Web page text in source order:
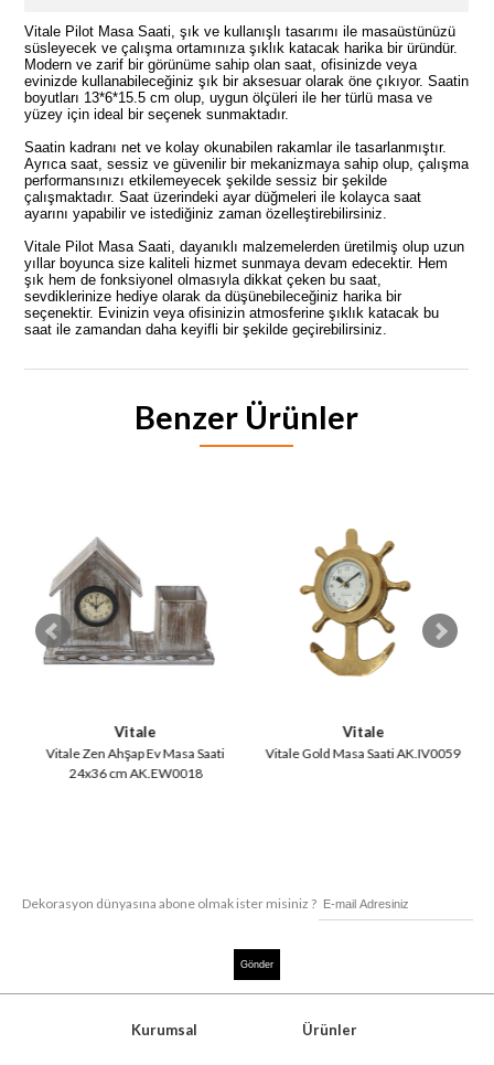
Vitale Pilot Masa Saati, şık ve kullanışlı tasarımı ile masaüstünüzü
süsleyecek ve çalışma ortamınıza şıklık katacak harika bir üründür.
Modern ve zarif bir görünüme sahip olan saat, ofisinizde veya
evinizde kullanabileceğiniz şık bir aksesuar olarak öne çıkıyor. Saatin
boyutları 13*6*15.5 cm olup, uygun ölçüleri ile her türlü masa ve
yüzey için ideal bir seçenek sunmaktadır.
Saatin kadranı net ve kolay okunabilen rakamlar ile tasarlanmıştır.
Ayrıca saat, sessiz ve güvenilir bir mekanizmaya sahip olup, çalışma
performansınızı etkilemeyecek şekilde sessiz bir şekilde
çalışmaktadır. Saat üzerindeki ayar düğmeleri ile kolayca saat
ayarını yapabilir ve istediğiniz zaman özelleştirebilirsiniz.
Vitale Pilot Masa Saati, dayanıklı malzemelerden üretilmiş olup uzun
yıllar boyunca size kaliteli hizmet sunmaya devam edecektir. Hem
şık hem de fonksiyonel olmasıyla dikkat çeken bu saat,
sevdiklerinize hediye olarak da düşünebileceğiniz harika bir
seçenektir. Evinizin veya ofisinizin atmosferine şıklık katacak bu
saat ile zamandan daha keyifli bir şekilde geçirebilirsiniz.
Benzer Ürünler
Vitale
Vitale Zen Ahşap Ev Masa Saati
24x36 cm AK.EW0018
Vitale
Vitale Gold Masa Saati AK.IV0059
Dekorasyon dünyasına abone olmak ister misiniz ?
Kurumsal Ürünler